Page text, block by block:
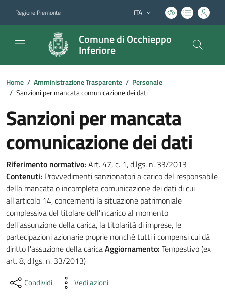
Regione Piemonte Lingua attiva:
ITA
Comune di Occhieppo
Inferiore
Home / Amministrazione Trasparente / Personale
/ Sanzioni per mancata comunicazione dei dati
Sanzioni per mancata
comunicazione dei dati
Riferimento normativo: Art. 47, c. 1, d.lgs. n. 33/2013
Contenuti: Provvedimenti sanzionatori a carico del responsabile
della mancata o incompleta comunicazione dei dati di cui
all'articolo 14, concernenti la situazione patrimoniale
complessiva del titolare dell'incarico al momento
dell'assunzione della carica, la titolarità di imprese, le
partecipazioni azionarie proprie nonchè tutti i compensi cui dà
diritto l'assuzione della caricaAggiornamento: Tempestivo (ex
art. 8, d.lgs. n. 33/2013)
Condividi Vedi azioni